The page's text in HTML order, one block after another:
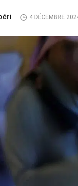
4 DÉCEMBRE